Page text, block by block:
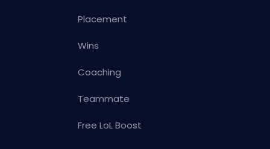
Placement
Wins
Coaching
Teammate
Free LoL Boost